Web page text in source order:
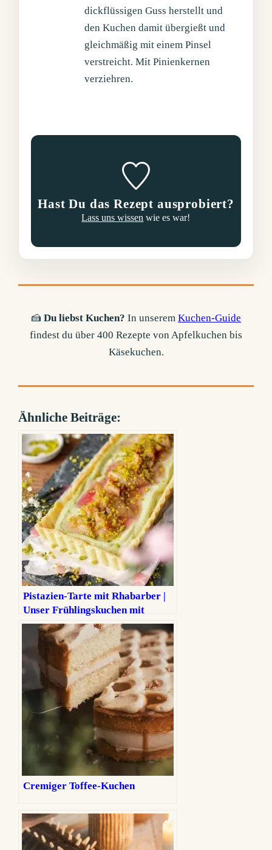
dickflüssigen Guss herstellt und
den Kuchen damit übergießt und
gleichmäßig mit einem Pinsel
verstreicht. Mit Pinienkernen
verziehren.
Hast Du das Rezept ausprobiert?
Lass uns wissen wie es war!
🍰 Du liebst Kuchen? In unserem Kuchen-Guide
findest du über 400 Rezepte von Apfelkuchen bis
Käsekuchen.
Ähnliche Beiträge:
Pistazien-Tarte mit Rhabarber |
Unser Frühlingskuchen mit
Vermouth
Cremiger Toffee-Kuchen